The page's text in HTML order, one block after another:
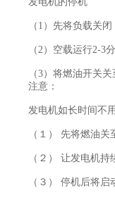
（1）先将负载关
（2）空载运行2-3
（3）将燃油开关
注意：
发电机如长时间不
（１） 先将燃油关
（２） 让发电机
（３） 停机后将